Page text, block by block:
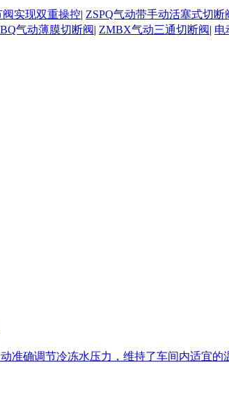
实现双重操控| ZSPQ气动带手动活塞式切断
气动薄膜切断阀| ZMBX气动三通切断阀| 电
准确调节冷冻水压力，维持了车间内适宜